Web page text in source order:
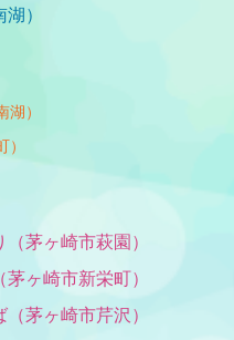
）
）
茅ヶ崎市萩園）
ヶ崎市新栄町）
茅ヶ崎市芹沢）